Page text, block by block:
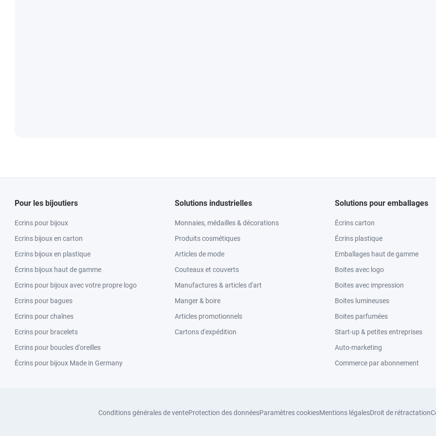
Pour les bijoutiers
Ecrins pour bijoux
Ecrins bijoux en carton
Ecrins bijoux en plastique
Écrins bijoux haut de gamme
Ecrins pour bijoux avec votre propre logo
Ecrins pour bagues
Ecrins pour chaînes
Ecrins pour bracelets
Ecrins pour boucles d'oreilles
Écrins pour bijoux Made in Germany
Solutions industrielles
Monnaies, médailles & décorations
Produits cosmétiques
Articles de mode
Couteaux et couverts
Manufactures & articles d'art
Manger & boire
Articles promotionnels
Cartons d'expédition
Solutions pour emballages
Écrins carton
Écrins plastique
Emballages haut de gamme
Boites avec logo
Boites avec impression
Boites lumineuses
Boites parfumées
Start-up & petites entreprises
Auto-marketing
Commerce par abonnement
Conditions générales de venteProtection des donnéesParamètres cookiesMentions légalesDroit de rétractation